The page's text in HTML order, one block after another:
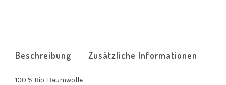
Beschreibung Zusätzliche Informationen
100 % Bio-Baumwolle